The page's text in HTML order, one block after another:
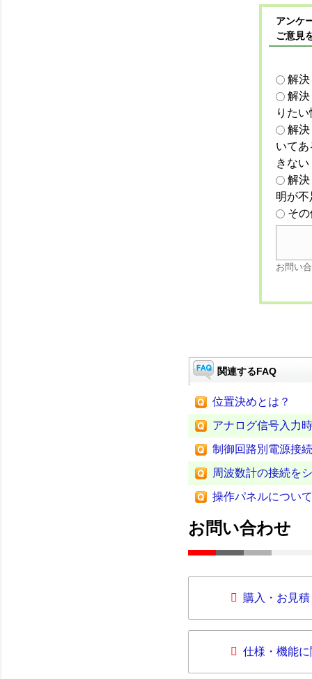
アンケ
ご意見
解
解
りた
解
いて
きない
解
明が
そ
お問い
関連するFAQ
位置決めとは？
アナログ信号入力
制御回路別電源接
周波数計の接続を
操作パネルについて
お問い合わせ
購入・お見
仕様・機能